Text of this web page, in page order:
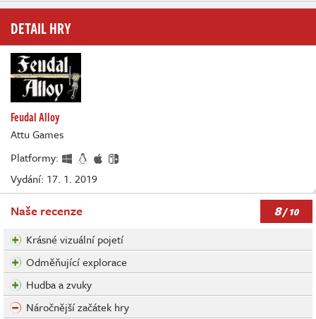
DETAIL HRY
Feudal Alloy
Attu Games
Platformy:
Vydání: 17. 1. 2019
Naše recenze 8/ 10
Krásné vizuální pojetí
Odměňující explorace
Hudba a zvuky
Náročnější začátek hry